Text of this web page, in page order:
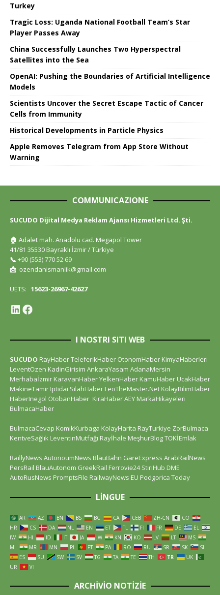
Turkey
Tragic Loss: Uganda National Football Team’s Star
Player Passes Away
China Successfully Launches Two Hyperspectral
Satellites into the Sea
OpenAI: Pushing the Boundaries of Artificial Intelligence
Models
Scientists Uncover the Secret Escape Tactic of Cancer
Cells from Immunity
Historical Developments in Particle Physics
Apple Removes Telegram from App Store Without
Warning
COMMUNICAZIONE
SUCUDO Dijital Medya Reklam Ajansı Hizmetleri Ltd. Şti.
🏠 Adalet mah. Anadolu cad. Megapol Tower
41/81 35530 Bayraklı İzmir / Türkiye
📞 +90 (553) 770 52 69
📩 ozendanismanlik@gmail.com
UETS: 15623-26967-42627
I NOSTRI SITI WEB
SUCUDO RayHaberTeleferikHaber OtonomHaber KimyaHaberleri
LeventÖzen KadinGirisim AnkaraYasam AdanaMersin
Merhabaİzmir KaravanHaberYelkenHaber KamuHaber UcakHaber
MakineTamir Iptidai SilahHaber LeoTheMaster.Net KolayBilimHaber
HaberInegol OtobanHaber KiraHaberAEY MarkaHikayeleri
BulmacaHaber
BulmacaCevap KomikKurbaga KolayHarita RayTurkiye ZorBulmaca
KentveSağlık LeventinMutfağı Rayİhale MeşhurBlogTOKİEmlak
RaillyNews AutonoumNews BlauBahn GareExpress ArabRailNews
PersRail BlauAutonom GreekRail Ferrovie24 StiriHub DME
AutoRusNews PromptsFile RailwayNews EU Podgorica Today
LINGUE
AR AZ BN BS BG CA CEB ZH-CN
CO
HR
CS DA NL EN ET TL FI FR DE
EL
IW
HI ID IT JA JW KN KO LV LT
MS
ML
MR MN PL PT PA RO RU SR SK
SL
ES
SU SW SV TG TA TE TH TR
UK
UR
VI
ARCHIVIO NOTIZIE